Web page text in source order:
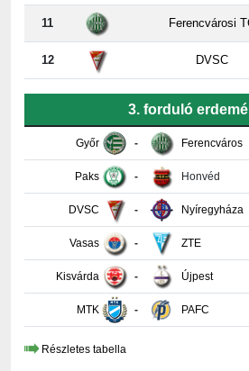
12 DVSC
- Ferencváros
Paks Honvéd
DVSC Nyíregyháza
Vasas ZTE
Kisvárda Újpest
MTK PAFC
Részletes tabella